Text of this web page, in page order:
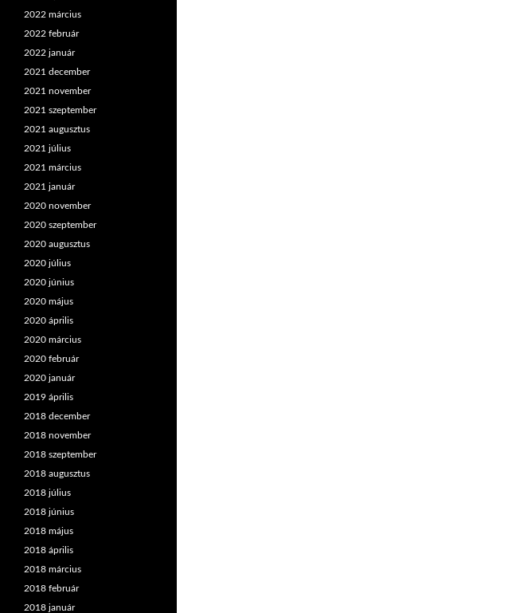
2022 március
2022 február
2022 január
2021 december
2021 november
2021 szeptember
2021 augusztus
2021 július
2021 március
2021 január
2020 november
2020 szeptember
2020 augusztus
2020 július
2020 június
2020 május
2020 április
2020 március
2020 február
2020 január
2019 április
2018 december
2018 november
2018 szeptember
2018 augusztus
2018 július
2018 június
2018 május
2018 április
2018 március
2018 február
2018 január